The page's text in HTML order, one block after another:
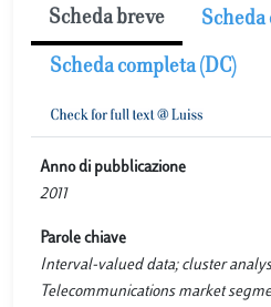
Scheda breve Scheda
Scheda completa (DC)
Anno di pubblicazione
2011
Parole chiave
Interval-valued data; cluster
Telecommunications market